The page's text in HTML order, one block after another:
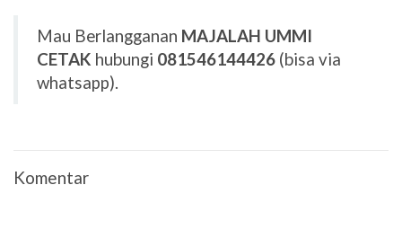
Mau Berlangganan MAJALAH UMMI
CETAK hubungi 081546144426 (bisa via
whatsapp).
Komentar